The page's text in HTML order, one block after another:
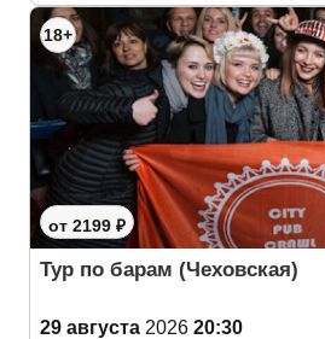
18+
от 2199 ₽
Тур по барам (Чеховская)
29 августа 2026 20:30